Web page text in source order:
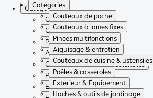
Catégories
Couteaux de poche
Couteaux à lames fixes
Pinces multifonctions
Aiguisage & entretien
Couteaux de cuisine & ustensiles
Poêles & casseroles
Extérieur & Équipement
Haches & outils de jardinage
Catégories
Couteaux de poche
Couteaux à lames fixes
Pinces multifonctions
Aiguisage & entretien
Couteaux de cuisine & ustensiles
Poêles & casseroles
Extérieur & Équipement